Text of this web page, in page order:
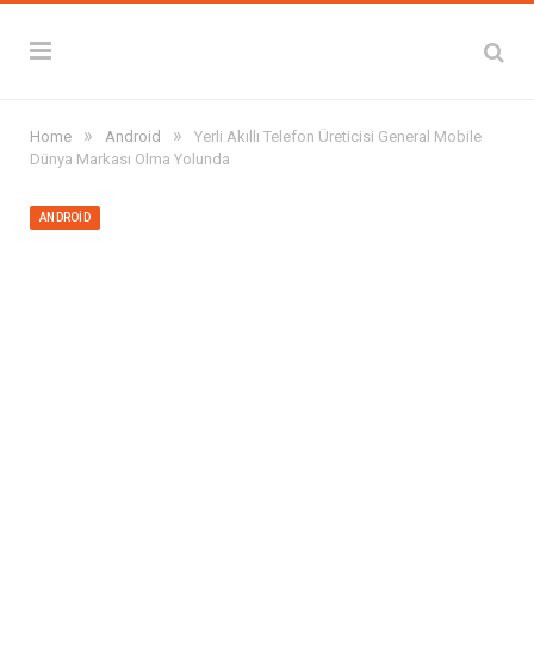
Home » Android »
Yerli Akıllı Telefon Üreticisi General Mobile
Dünya Markası Olma Yolunda
ANDROID